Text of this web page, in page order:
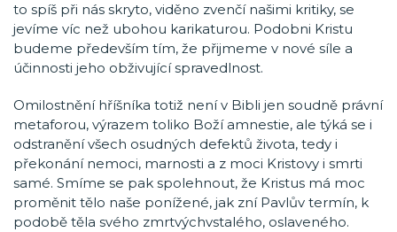
to spíš při nás skryto, viděno zvenčí našimi kritiky, se
jevíme víc než ubohou karikaturou. Podobni Kristu
budeme především tím, že přijmeme v nové síle a
účinnosti jeho obživující spravedlnost.
Omilostnění hříšníka totiž není v Bibli jen soudně právní
metaforou, výrazem toliko Boží amnestie, ale týká se i
odstranění všech osudných defektů života, tedy i
překonání nemoci, marnosti a z moci Kristovy i smrti
samé. Smíme se pak spolehnout, že Kristus má moc
proměnit tělo naše ponížené, jak zní Pavlův termín, k
podobě těla svého zmrtvýchvstalého, oslaveného.